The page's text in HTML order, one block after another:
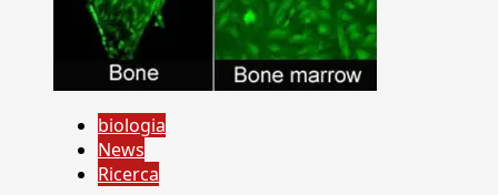
biologia
News
Ricerca